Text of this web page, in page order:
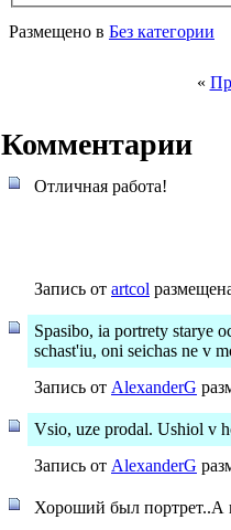
Размещено в Без категории
«
Комментарии
Отличная работа!
Запись от artcol
Spasibo, ia portrety starye
schast'iu, oni seichas ne v
Запись от AlexanderG
Vsio, uze prodal. Ushiol v
Запись от AlexanderG
Хороший был портрет..А